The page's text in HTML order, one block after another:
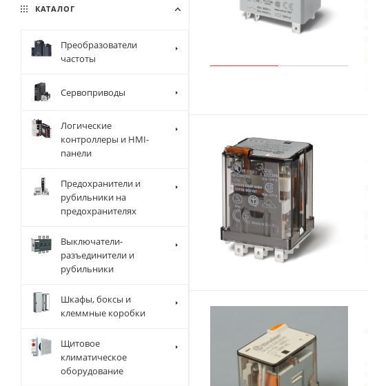
КАТАЛОГ
Преобразователи
частоты
Сервоприводы
Логические
контроллеры и HMI-
панели
Предохранители и
рубильники на
предохранителях
Выключатели-
разъединители и
рубильники
Шкафы, боксы и
клеммные коробки
Щитовое
климатическое
оборудование